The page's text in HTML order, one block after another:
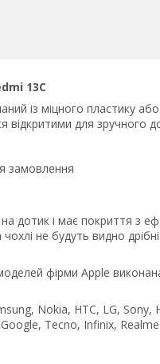
13C
із міцного пластику
відкритими для зручного
замовлення
дотик і має покриття з
не будуть видно дрібні
фірми Apple
Nokia, HTC, LG, Sony,
Tecno, Infinix, Realme